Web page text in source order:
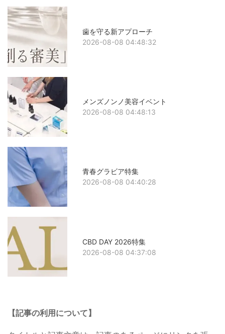
歯を守る新アプローチ
2026-08-08 04:48:32
メンズノンノ美容イベント
2026-08-08 04:48:13
青春グラビア特集
2026-08-08 04:40:28
CBD DAY 2026特集
2026-08-08 04:37:08
【記事の利用について】